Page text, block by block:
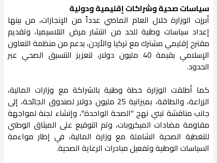
سياسات صحية وشراكات إقليمية ودولية
أبرزت الوزارة خلال العام الماضي عدداً من الإنجازات، من بينها
إعداد سياسات وطنية للحد من انتشار مرض التلاسيميا، وتقديم
مقترح إقليمي مشترك مع تركيا والأردن، بدعم من منظمة التعاون
الإسلامي بقيمة 40 مليون دولار، لتعزيز التنسيق الصحي عبر
الحدود.
كما أطلقت الوزارة خطة وطنية بالشراكة مع وزارات المالية،
الزراعة، والطاقة، بميزانية 25 مليون دولار لصندوق الجائحة، إلى
جانب مناقشة تبني نهج "الصحة الواحدة"، وإنشاء لجنة لمواجهة
مقاومة مضادات الميكروبات، وتم التوقيع على الميثاق الوطني
للتغطية الصحية الشاملة مع وزارة المالية، في إطار مواءمة
السياسات الوطنية وتفعيل مبادرات الرعاية الصحية.